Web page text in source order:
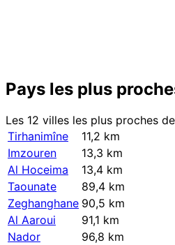
Pays les plus
Les 12 villes les plus proches
Tirhanimîne
11,2 km
Imzouren
13,3 km
Al Hoceima
13,4 km
Taounate
89,4 km
Zeghanghane 90,5 km
Al Aaroui
91,1 km
Nador
96,8 km